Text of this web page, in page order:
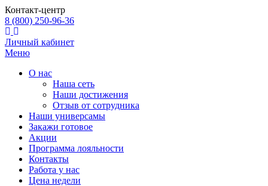
Контакт-центр
8 (800) 250-96-36
Личный кабинет
Меню
О нас
Наша сеть
Наши достижения
Отзыв от сотрудника
Наши универсамы
Закажи готовое
Акции
Программа лояльности
Контакты
Работа у нас
Цена недели